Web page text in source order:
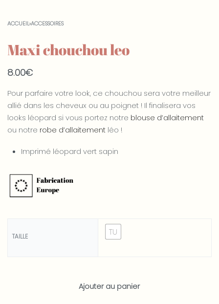
ACCUEIL›ACCESSOIRES
Maxi chouchou leo
8.00€
Pour parfaire votre look, ce chouchou sera votre meilleur
allié dans les cheveux ou au poignet ! Il finalisera vos
looks léopard si vous portez notre blouse d’allaitement
ou notre robe d’allaitement léo !
Imprimé léopard vert sapin
TAILLE TU
Ajouter au panier